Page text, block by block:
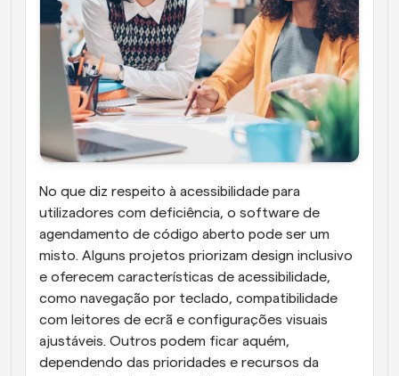
No que diz respeito à acessibilidade para
utilizadores com deficiência, o software de
agendamento de código aberto pode ser um
misto. Alguns projetos priorizam design inclusivo
e oferecem características de acessibilidade,
como navegação por teclado, compatibilidade
com leitores de ecrã e configurações visuais
ajustáveis. Outros podem ficar aquém,
dependendo das prioridades e recursos da